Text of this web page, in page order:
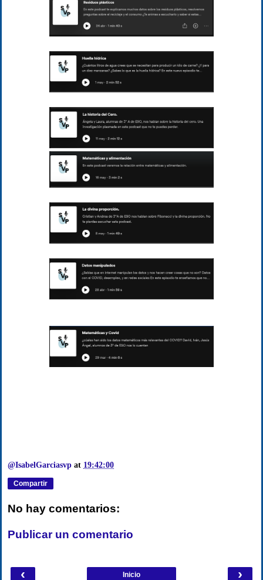
@IsabelGarciasvp at 19:42:00
Compartir
No hay comentarios:
Publicar un comentario
‹ ›
Inicio